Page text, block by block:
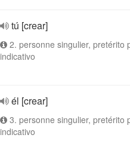
tú [crear]
2. personne singulier, pretérito
indicativo
él [crear]
3. personne singulier, pretérito
indicativo